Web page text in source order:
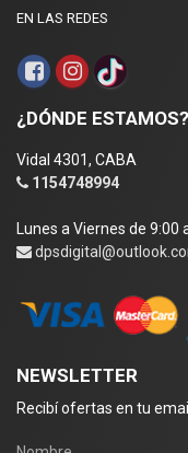
EN LAS REDES
¿DÓNDE ESTAMOS?
Vidal 4301, CABA
1154748994
Lunes a Viernes de 9:00
NEWSLETTER
Recibí ofertas en tu email